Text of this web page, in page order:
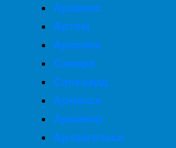
Арзамас
Артем
Арсенев
Самара
Салехард
Армянск
Армавир
Архангельск